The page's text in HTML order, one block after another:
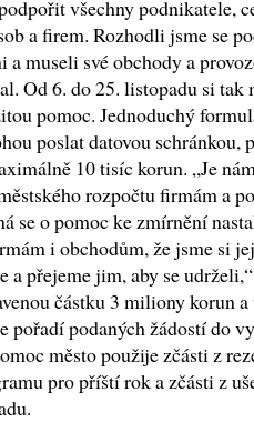
všechny podnikatele,
a firem. Rozhodli jsme se
a museli své obchody a
Od 6. do 25. listopadu si
pomoc. Jednoduchý
poslat datovou schránkou,
10 tisíc korun. „Je
rozpočtu firmám a
se o pomoc ke zmírnění
i obchodům, že jsme si
a přejeme jim, aby se
částku 3 miliony korun
pořadí podaných žádostí do
město použije zčásti z
pro příští rok a zčásti z